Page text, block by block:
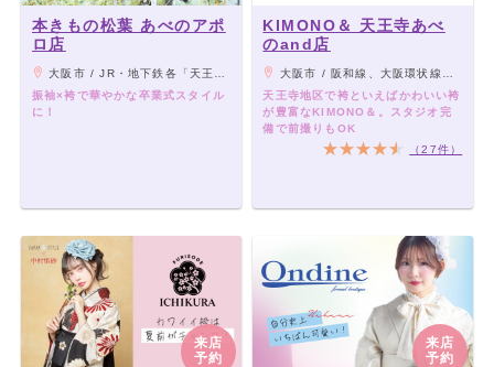
本きもの松葉 あべのアポ
ロ店
大阪市 / JR・地下鉄各「天王寺駅」、近鉄大阪線「大阪阿部野橋駅」から徒歩5分
振袖×袴で華やかな卒業式スタイル
に！
KIMONO＆ 天王寺あべ
のand店
大阪市 / 阪和線、大阪環状線、大和路線「JR天王寺駅」下車「ミオステーション1F中央口」より徒歩5分。 大阪メトロ御堂筋線「天王寺駅」下車「西改札」より徒歩5分。 大阪メトロ谷町線「阿部野駅」下車「北改札、1番出口」より徒歩3分。 阪堺電車「阿部野駅」下車徒歩3分。
天王寺地区で袴といえばかわいい袴
が豊富なKIMONO＆。スタジオ完
備で前撮りもOK
（27件）
来店
予約
来店
予約